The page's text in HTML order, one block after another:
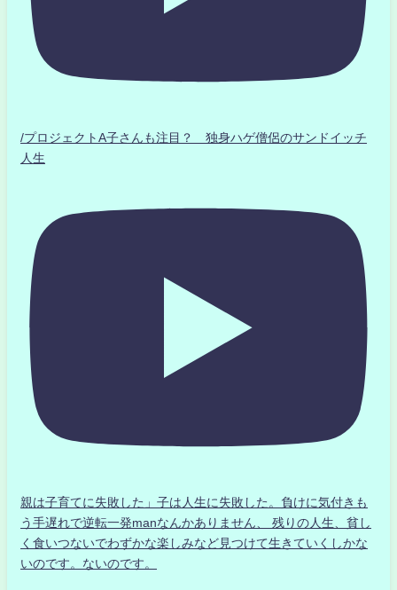
/プロジェクトA子さんも注目？ 独身ハゲ僧侶のサンドイッチ
人生
親は子育てに失敗した」子は人生に失敗した。負けに気付きも
う手遅れで逆転一発manなんかありません、 残りの人生、貧し
く食いつないでわずかな楽しみなど見つけて生きていくしかな
いのです。ないのです。